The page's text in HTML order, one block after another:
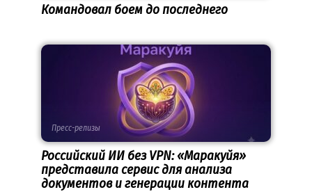
Командовал боем до последнего
Пресс-релизы
Российский ИИ без VPN: «Маракуйя»
представила сервис для анализа
документов и генерации контента